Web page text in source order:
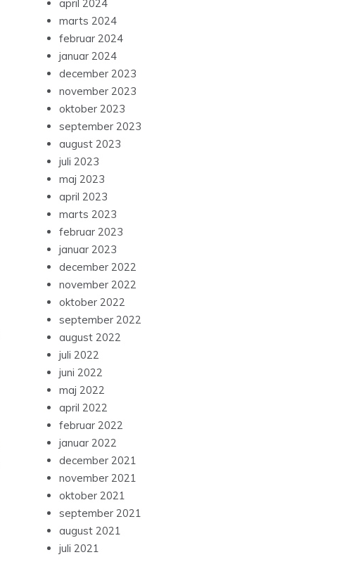
april 2024
marts 2024
februar 2024
januar 2024
december 2023
november 2023
oktober 2023
september 2023
august 2023
juli 2023
maj 2023
april 2023
marts 2023
februar 2023
januar 2023
december 2022
november 2022
oktober 2022
september 2022
august 2022
juli 2022
juni 2022
maj 2022
april 2022
februar 2022
januar 2022
december 2021
november 2021
oktober 2021
september 2021
august 2021
juli 2021